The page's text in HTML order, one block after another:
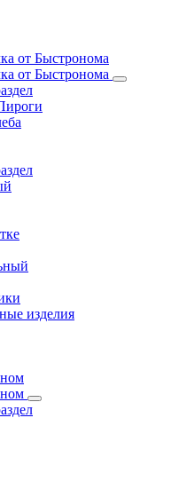
от Быстронома
от Быстронома
изделия